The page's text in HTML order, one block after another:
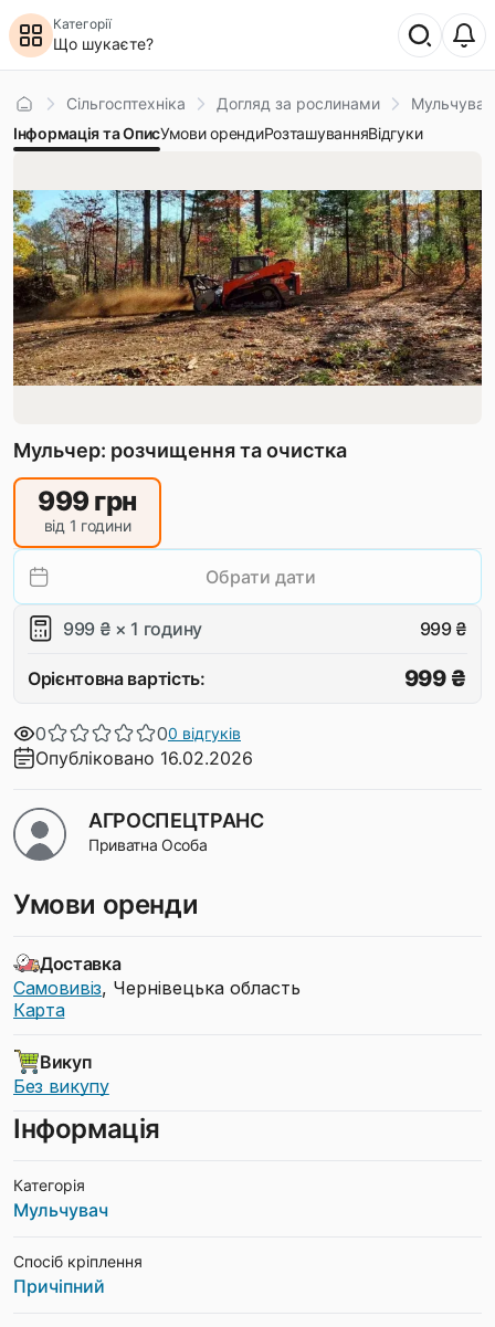
Категорії
Що шукаєте?
ГоловнаСільгосптехніка Догляд за рослинами
Мульчувач
Інформація та ОписУмови орендиРозташуванняВідгуки
Мульчер: розчищення та очистка
999 грн
від 1 години
Обрати дати
999 ₴ × 1 годину 999 ₴
Орієнтовна вартість: 999 ₴
0 00 відгуків
Опубліковано 16.02.2026
АГРОСПЕЦТРАНС
Приватна Особа
Умови оренди
Доставка
Самовивіз, Чернівецька область
Карта
Викуп
Без викупу
Інформація
Категорія
Мульчувач
Спосіб кріплення
Причіпний